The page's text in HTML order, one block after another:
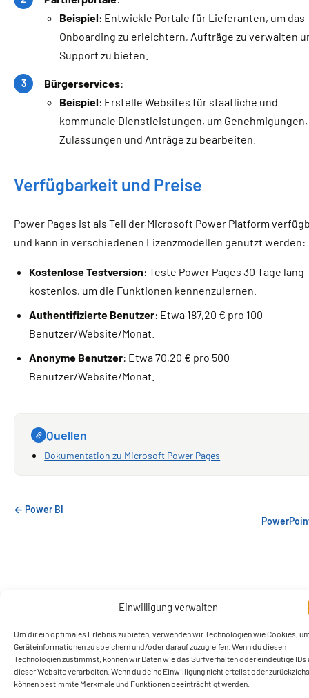
Einwilligung verwalten
Um dir ein optimales Erlebnis zu bieten, verwenden wir Technologien wie Cookies,
Geräteinformationen zu speichern und/oder darauf zuzugreifen. Wenn du diesen
Technologien zustimmst, können wir Daten wie das Surfverhalten oder eindeutige IDs
dieser Website verarbeiten. Wenn du deine Einwilligung nicht erteilst oder
können bestimmte Merkmale und Funktionen beeinträchtigt werden.
Beispiel: Entwickle Portale für Lieferanten, um das
Onboarding zu erleichtern, Aufträge zu verwalten
Support zu bieten.
Bürgerservices:
Beispiel: Erstelle Websites für staatliche und
kommunale Dienstleistungen, um Genehmigungen,
Zulassungen und Anträge zu bearbeiten.
Verfügbarkeit und Preise
Power Pages ist als Teil der Microsoft Power Platform
und kann in verschiedenen Lizenzmodellen genutzt werden:
Kostenlose Testversion: Teste Power Pages 30 Tage lang
kostenlos, um die Funktionen kennenzulernen.
Authentifizierte Benutzer: Etwa 187,20 € pro 100
Benutzer/Website/Monat.
Anonyme Benutzer: Etwa 70,20 € pro 500
Benutzer/Website/Monat.
Quellen
Dokumentation zu Microsoft Power Pages
← Power BI
Ein Lern- und Wissensangebot der CERTNET GmbH
DatenschutzerklärungImpressumStart
Cookie-Richtlinie (EU)